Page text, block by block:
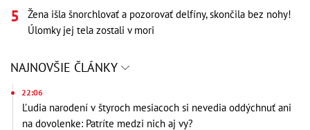
Žena išla šnorchlovať a pozorovať delfíny, skončila bez nohy!
Úlomky jej tela zostali v mori
NAJNOVŠIE ČLÁNKY
22:06
Ľudia narodení v štyroch mesiacoch si nevedia oddýchnuť ani
na dovolenke: Patríte medzi nich aj vy?